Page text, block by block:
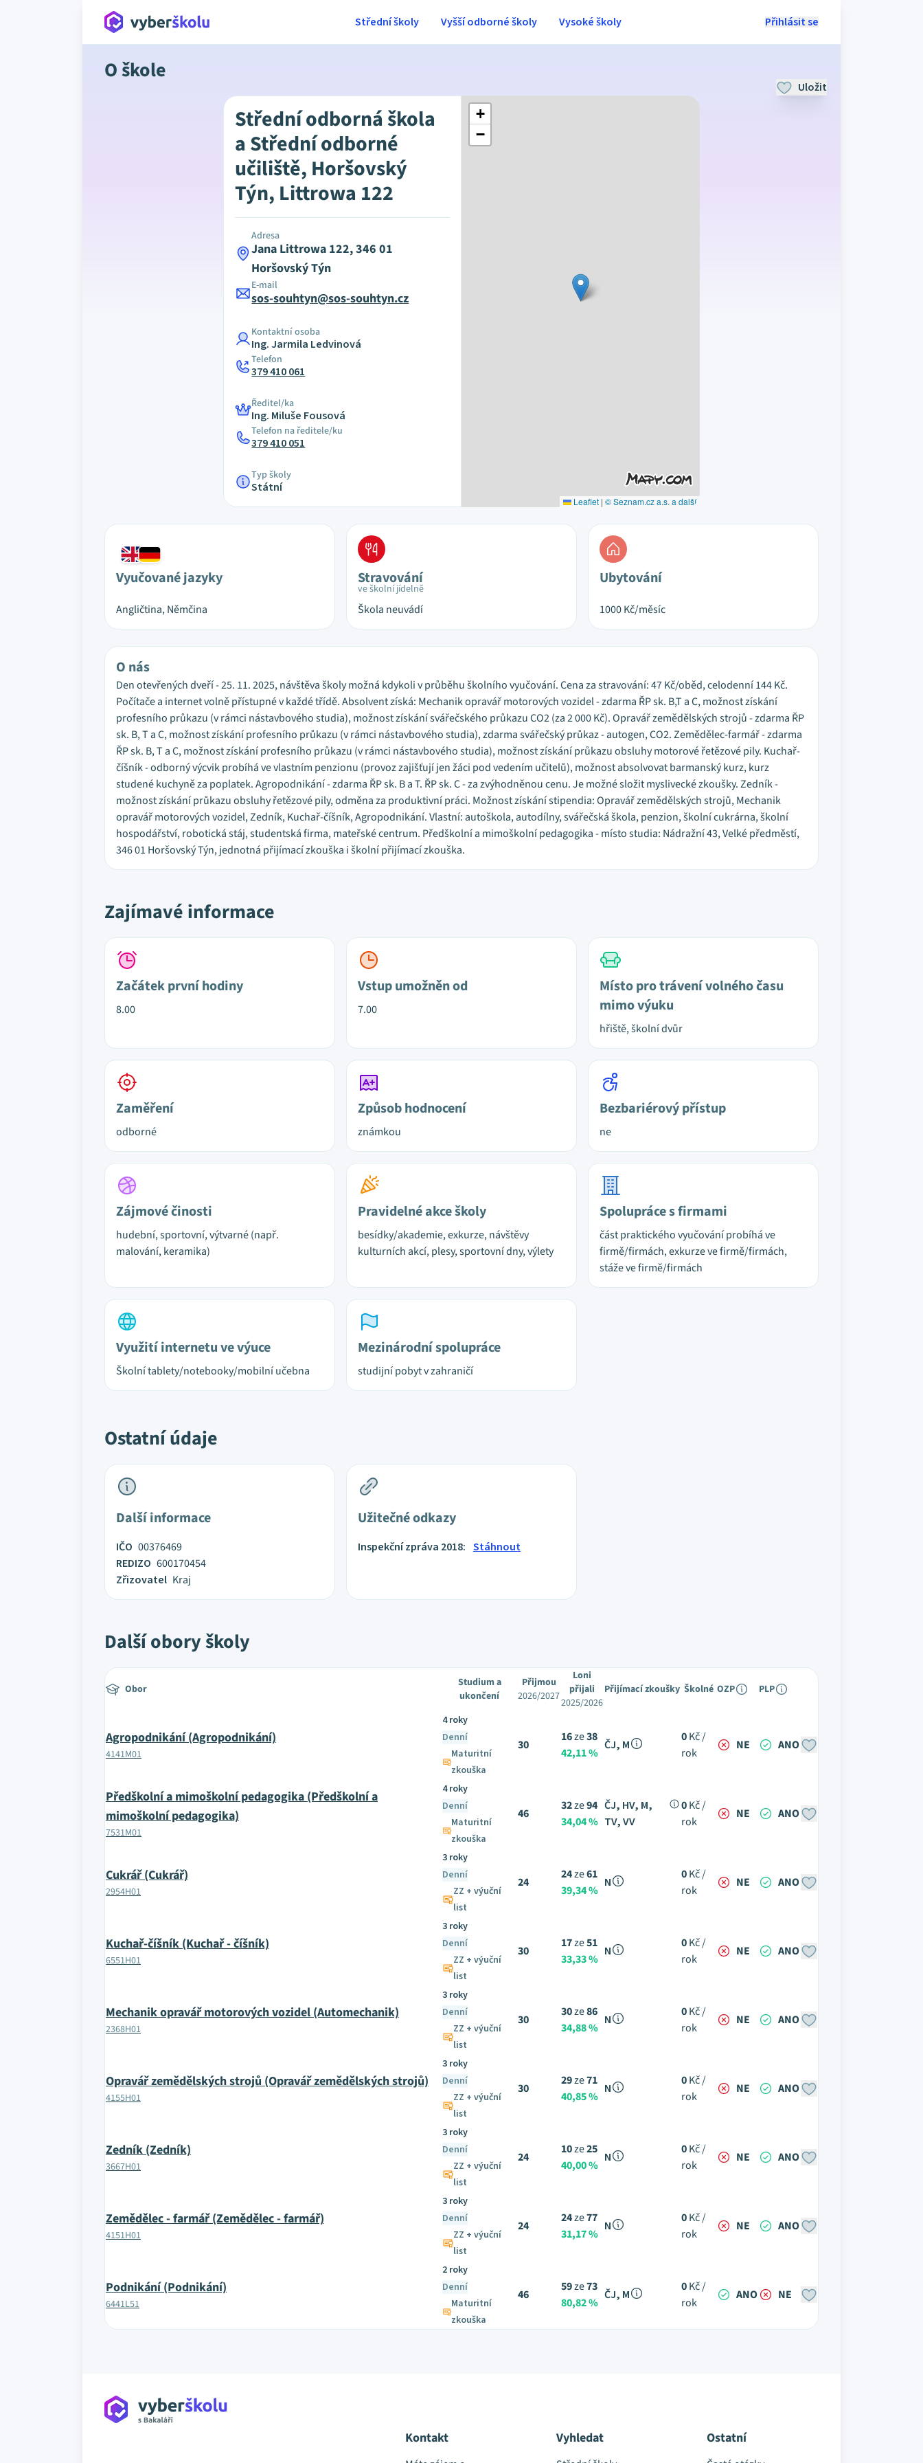
Přihlásit se
Střední školy Vyšší odborné školy Vysoké školy
O škole
Uložit
Střední odborná škola
a Střední odborné
učiliště, Horšovský
Týn, Littrowa 122
Adresa
Jana Littrowa 122, 346 01
Horšovský Týn
E-mail
sos-souhtyn@sos-souhtyn.cz
Kontaktní osoba
Ing. Jarmila Ledvinová
Telefon
379 410 061
Ředitel/ka
Ing. Miluše Fousová
Telefon na ředitele/ku
379 410 051
Typ školy
Státní
+
−
Leaflet | © Seznam.cz a.s. a další
Vyučované jazyky
Angličtina, Němčina
Stravování
ve školní jídelně
Škola neuvádí
Ubytování
1000Kč/měsíc
O nás
Den otevřených dveří - 25. 11. 2025, návštěva školy možná kdykoli v průběhu školního vyučování. Cena za stravování: 47 Kč/oběd, celodenní 144 Kč.
Počítače a internet volně přístupné v každé třídě. Absolvent získá: Mechanik opravář motorových vozidel - zdarma ŘP sk. B,T a C, možnost získání
profesního průkazu (v rámci nástavbového studia), možnost získání svářečského průkazu CO2 (za 2 000 Kč). Opravář zemědělských strojů - zdarma ŘP
sk. B, T a C, možnost získání profesního průkazu (v rámci nástavbového studia), zdarma svářečský průkaz - autogen, CO2. Zemědělec-farmář - zdarma
ŘP sk. B, T a C, možnost získání profesního průkazu (v rámci nástavbového studia), možnost získání průkazu obsluhy motorové řetězové pily. Kuchař-
číšník - odborný výcvik probíhá ve vlastním penzionu (provoz zajišťují jen žáci pod vedením učitelů), možnost absolvovat barmanský kurz, kurz
studené kuchyně za poplatek. Agropodnikání - zdarma ŘP sk. B a T. ŘP sk. C - za zvýhodněnou cenu. Je možné složit myslivecké zkoušky. Zedník -
možnost získání průkazu obsluhy řetězové pily, odměna za produktivní práci. Možnost získání stipendia: Opravář zemědělských strojů, Mechanik
opravář motorových vozidel, Zedník, Kuchař-číšník, Agropodnikání. Vlastní: autoškola, autodílny, svářečská škola, penzion, školní cukrárna, školní
hospodářství, robotická stáj, studentská firma, mateřské centrum. Předškolní a mimoškolní pedagogika - místo studia: Nádražní 43, Velké předměstí,
346 01 Horšovský Týn, jednotná přijímací zkouška i školní přijímací zkouška.
Zajímavé informace
Začátek první hodiny
8.00
Vstup umožněn od
7.00
Místo pro trávení volného času
mimo výuku
hřiště, školní dvůr
Zaměření
odborné
Způsob hodnocení
známkou
Bezbariérový přístup
ne
Zájmové činosti
hudební, sportovní, výtvarné (např.
malování, keramika)
Pravidelné akce školy
besídky/akademie, exkurze, návštěvy
kulturních akcí, plesy, sportovní dny, výlety
Spolupráce s firmami
část praktického vyučování probíhá ve
firmě/firmách, exkurze ve firmě/firmách,
stáže ve firmě/firmách
Využití internetu ve výuce
Školní tablety/notebooky/mobilní učebna
Mezinárodní spolupráce
studijní pobyt v zahraničí
Ostatní údaje
Další informace
IČO 00376469
REDIZO 600170454
Zřizovatel Kraj
Užitečné odkazy
Inspekční zpráva 2018: Stáhnout
Další obory školy
Obor
Studium a
ukončení
Přijmou
2026/2027
Loni
přijali
2025/2026
Přijímací zkoušky Školné OZP PLP
Agropodnikání (Agropodnikání)
4141M01
4 roky
Denní
Maturitní
zkouška
30
16ze38
42,11 %
ČJ, M
0Kč /
rok
NE ANO
Předškolní a mimoškolní pedagogika (Předškolní a
mimoškolní pedagogika)
7531M01
4 roky
Denní
Maturitní
zkouška
46
32ze94
34,04 %
ČJ, HV, M,
TV, VV
0Kč /
rok
NE ANO
Cukrář (Cukrář)
2954H01
3 roky
Denní
ZZ + výuční
list
24
24ze61
39,34 %
N
0Kč /
rok
NE ANO
Kuchař-číšník (Kuchař - číšník)
6551H01
3 roky
Denní
ZZ + výuční
list
30
17ze51
33,33 %
N
0Kč /
rok
NE ANO
Mechanik opravář motorových vozidel (Automechanik)
2368H01
3 roky
Denní
ZZ + výuční
list
30
30ze86
34,88 %
N
0Kč /
rok
NE ANO
Opravář zemědělských strojů (Opravář zemědělských strojů)
4155H01
3 roky
Denní
ZZ + výuční
list
30
29ze71
40,85 %
N
0Kč /
rok
NE ANO
Zedník (Zedník)
3667H01
3 roky
Denní
ZZ + výuční
list
24
10ze25
40,00 %
N
0Kč /
rok
NE ANO
Zemědělec - farmář (Zemědělec - farmář)
4151H01
3 roky
Denní
ZZ + výuční
list
24
24ze77
31,17 %
N
0Kč /
rok
NE ANO
Podnikání (Podnikání)
6441L51
2 roky
Denní
Maturitní
zkouška
46
59ze73
80,82 %
ČJ, M
0Kč /
rok
ANO NE
Kontakt Vyhledat Ostatní